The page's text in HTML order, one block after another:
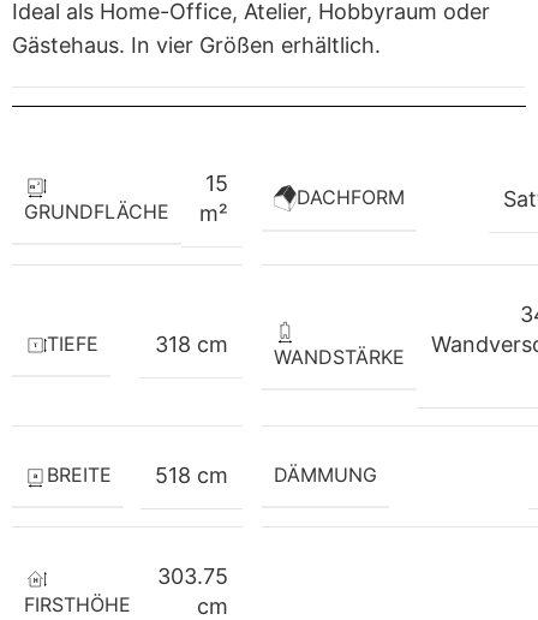
Ideal als Home-Office, Atelier, Hobbyraum oder
Gästehaus. In vier Größen erhältlich.
GRUNDFLÄCHE
15
m²
DACHFORM
TIEFE 318 cm
WANDSTÄRKE
BREITE 518 cm DÄMMUNG
FIRSTHÖHE
303.75
cm